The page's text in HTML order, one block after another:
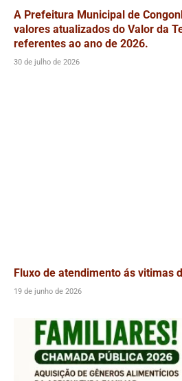
A Prefeitura Municipal de
valores atualizados do Valor da
referentes ao ano de 2026.
30 de julho de 2026
Fluxo de atendimento ás vitimas
19 de junho de 2026